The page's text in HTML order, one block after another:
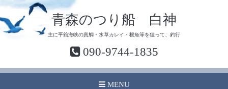
青森のつり船 白神
主に平舘海峡の真鯛・水草カレイ・根魚等を狙って、釣行
090-9744-1835
MENU